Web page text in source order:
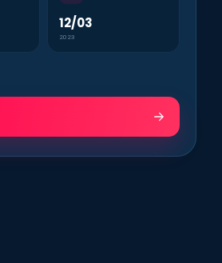
12/03
2023